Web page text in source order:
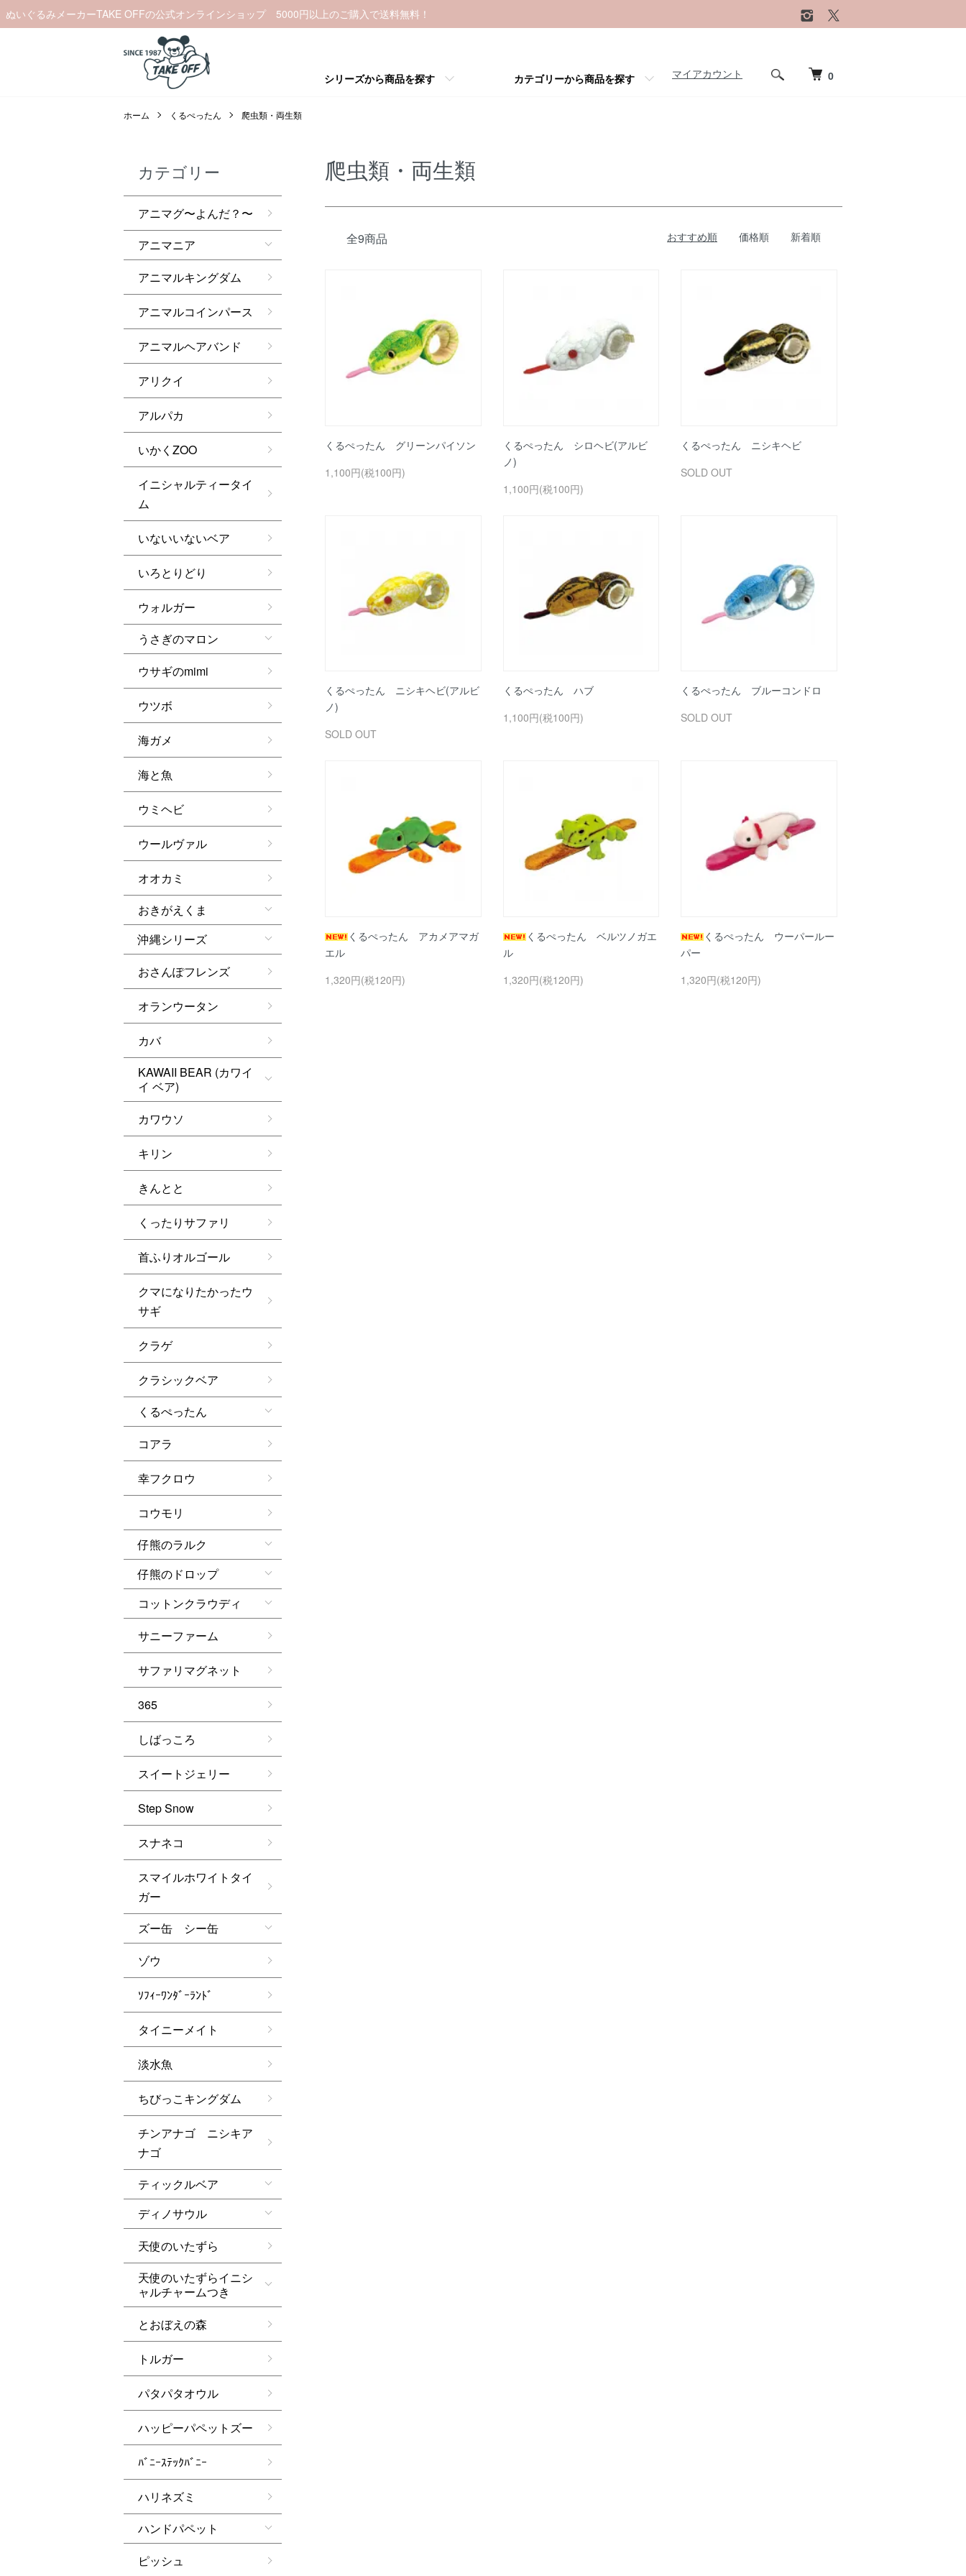
ぬいぐるみメーカーTAKE OFFの公式オンラインショップ 5000円以上のご購入で送料無料！
マイアカウント 0
シリーズから商品を探す カテゴリーから商品を探す
ホーム くるぺったん 爬虫類・両生類
爬虫類・両生類
全9商品 おすすめ順 価格順 新着順
くるぺったん グリーンパイソン
1,100円(税100円)
くるぺったん シロヘビ(アルビ
ノ)
1,100円(税100円)
くるぺったん ニシキヘビ
SOLD OUT
くるぺったん ニシキヘビ(アルビ
ノ)
SOLD OUT
くるぺったん ハブ
1,100円(税100円)
くるぺったん ブルーコンドロ
SOLD OUT
くるぺったん アカメアマガ
エル
1,320円(税120円)
くるぺったん ベルツノガエ
ル
1,320円(税120円)
くるぺったん ウーパールー
パー
1,320円(税120円)
カテゴリー
アニマグ〜よんだ？〜
アニマニア
アニマルキングダム
アニマルコインパース
アニマルヘアバンド
アリクイ
アルパカ
いかくZOO
イニシャルティータイ
ム
いないいないベア
いろとりどり
ウォルガー
うさぎのマロン
ウサギのmimi
ウツボ
海ガメ
海と魚
ウミヘビ
ウールヴァル
オオカミ
おきがえくま
沖縄シリーズ
おさんぽフレンズ
オランウータン
カバ
KAWAII BEAR (カワイ
イ ベア)
カワウソ
キリン
きんとと
くったりサファリ
首ふりオルゴール
クマになりたかったウ
サギ
クラゲ
クラシックベア
くるぺったん
コアラ
幸フクロウ
コウモリ
仔熊のラルク
仔熊のドロップ
コットンクラウディ
サニーファーム
サファリマグネット
365
しばっころ
スイートジェリー
Step Snow
スナネコ
スマイルホワイトタイ
ガー
ズー缶 シー缶
ゾウ
ｿﾌｨｰﾜﾝﾀﾞｰﾗﾝﾄﾞ
タイニーメイト
淡水魚
ちびっこキングダム
チンアナゴ ニシキア
ナゴ
ティックルベア
ディノサウル
天使のいたずら
天使のいたずらイニシ
ャルチャームつき
とおぼえの森
トルガー
パタパタオウル
ハッピーパペットズー
ﾊﾞﾆｰｽﾃｯｸﾊﾞﾆｰ
ハリネズミ
ハンドパペット
ピッシュ